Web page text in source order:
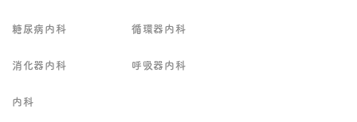
糖尿病内科 循環器内科
消化器内科 呼吸器内科
内科